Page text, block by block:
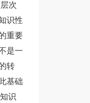
次
识性
重要
是一
转
基础
识